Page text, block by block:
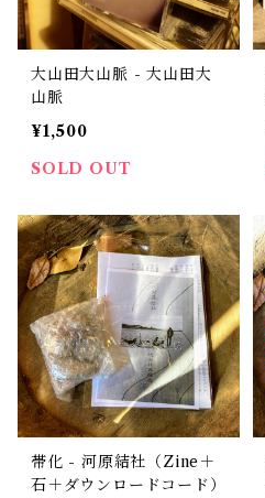
大山田大山脈 - 大山田大
山脈
¥1,500
SOLD OUT
帯化 - 河原結社（Zine＋
石＋ダウンロードコード）